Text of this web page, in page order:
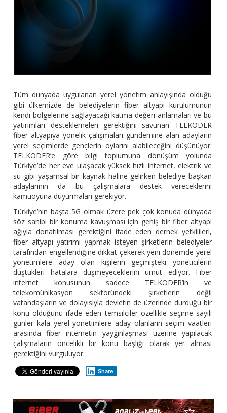
Tüm dünyada uygulanan yerel yönetim anlayışında olduğu
gibi ülkemizde de belediyelerin fiber altyapı kurulumunun
kendi bölgelerine sağlayacağı katma değeri anlamaları ve bu
yatırımları desteklemeleri gerektiğini savunan TELKODER
fiber altyapıya yönelik çalışmaları gündemine alan adayların
yerel seçimlerde gençlerin oylarını alabileceğini düşünüyor.
TELKODER’e göre bilgi toplumuna dönüşüm yolunda
Türkiye’de her eve ulaşacak yüksek hızlı internet, elektrik ve
su gibi yaşamsal bir kaynak haline gelirken belediye başkan
adaylarının da bu çalışmalara destek vereceklerini
kamuoyuna duyurmaları gerekiyor.
Türkiye’nin başta 5G olmak üzere pek çok konuda dünyada
söz sahibi bir konuma kavuşması için geniş bir fiber altyapı
ağıyla donatılması gerektiğini ifade eden dernek yetkilileri,
fiber altyapı yatırımı yapmak isteyen şirketlerin belediyeler
tarafından engellendiğine dikkat çekerek yeni dönemde yerel
yönetimlere aday olan kişilerin geçmişteki yöneticilerin
düştükleri hatalara düşmeyeceklerini umut ediyor. Fiber
internet konusunun sadece TELKODER’in ve
telekomünikasyon sektöründeki şirketlerin değil
vatandaşların ve dolayısıyla devletin de üzerinde durduğu bir
konu olduğunu ifade eden temsilciler özellikle seçime sayılı
günler kala yerel yönetimlere aday olanların seçim vaatleri
arasında fiber internetin yaygınlaşması üzerine yapılacak
çalışmaların öncelikli bir konu başlığı olarak yer alması
gerektiğini vurguluyor.
Share